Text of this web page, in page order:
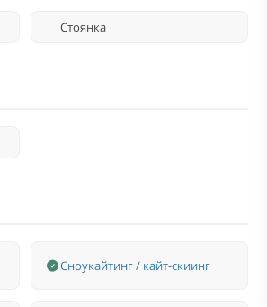
Стоянка
Сноукайтинг / кайт-скиинг